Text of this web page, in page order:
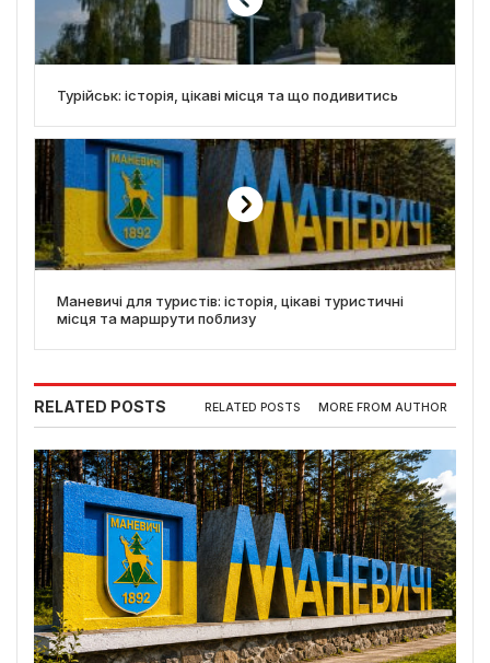
Турійськ: історія, цікаві місця та що подивитись
Маневичі для туристів: історія, цікаві туристичні
місця та маршрути поблизу
RELATED POSTS RELATED POSTS MORE FROM AUTHOR